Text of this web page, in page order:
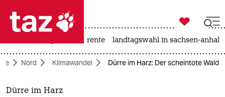
 taz zahl ich
taz zahl ich
themen

taz zahl ich
rente landtagswahl in sachsen-anhalt
Nord Klimawandel Dürre im Harz: Der scheintote Wald
Dürre im Harz